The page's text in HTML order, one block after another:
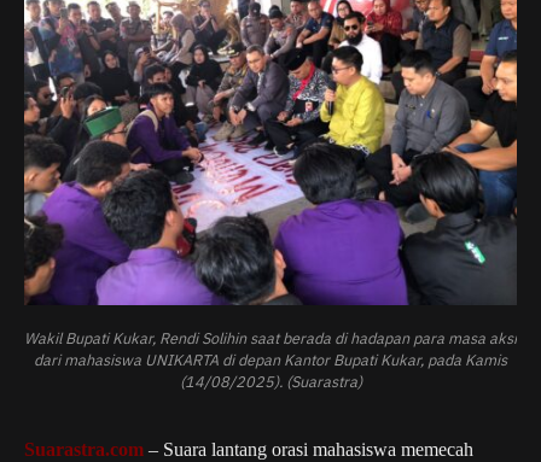
Wakil Bupati Kukar, Rendi Solihin saat berada di hadapan para masa aksi
dari mahasiswa UNIKARTA di depan Kantor Bupati Kukar, pada Kamis
(14/08/2025). (Suarastra)
Suarastra.com – Suara lantang orasi mahasiswa memecah